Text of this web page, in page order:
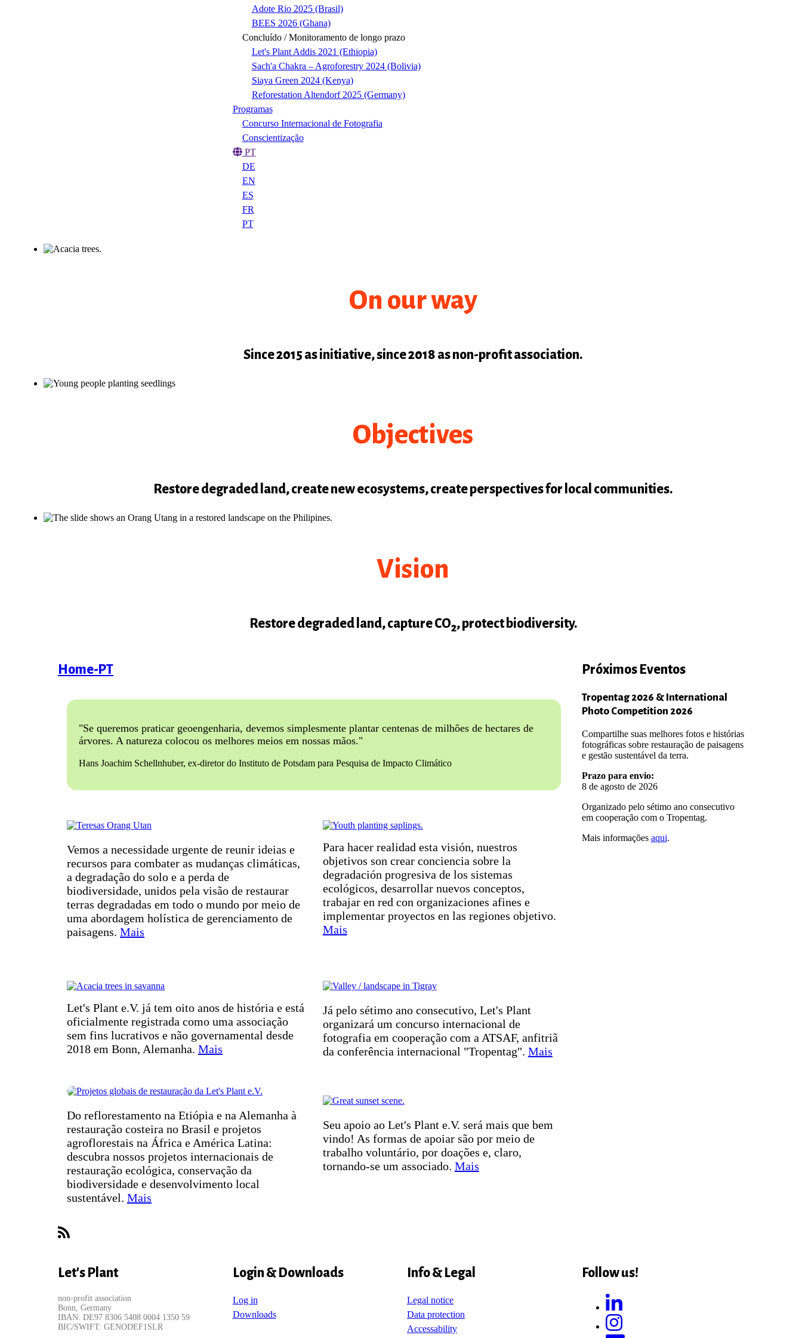
Adote Rio 2025 (Brasil)
BEES 2026 (Ghana)
Concluído / Monitoramento de longo prazo
Let's Plant Addis 2021 (Ethiopia)
Sach'a Chakra – Agroforestry 2024 (Bolivia)
Siaya Green 2024 (Kenya)
Reforestation Altendorf 2025 (Germany)
Programas
Concurso Internacional de Fotografia
Conscientização
PT
DE
EN
ES
FR
PT
On our way
Since 2015 as initiative, since 2018 as non-profit association.
Objectives
Restore degraded land, create new ecosystems, create perspectives for local communities.
Vision
Restore degraded land, capture CO2, protect biodiversity.
Home-PT
"Se queremos praticar geoengenharia, devemos simplesmente plantar centenas de milhões de hectares de
árvores. A natureza colocou os melhores meios em nossas mãos."
Hans Joachim Schellnhuber, ex-diretor do Instituto de Potsdam para Pesquisa de Impacto Climático
Vemos a necessidade urgente de reunir ideias e
recursos para combater as mudanças climáticas,
a degradação do solo e a perda de
biodiversidade, unidos pela visão de restaurar
terras degradadas em todo o mundo por meio de
uma abordagem holística de gerenciamento de
paisagens. Mais
Para hacer realidad esta visión, nuestros
objetivos son crear conciencia sobre la
degradación progresiva de los sistemas
ecológicos, desarrollar nuevos conceptos,
trabajar en red con organizaciones afines e
implementar proyectos en las regiones objetivo.
Mais
Let's Plant e.V. já tem oito anos de história e está
oficialmente registrada como uma associação
sem fins lucrativos e não governamental desde
2018 em Bonn, Alemanha. Mais
Já pelo sétimo ano consecutivo, Let's Plant
organizará um concurso internacional de
fotografia em cooperação com a ATSAF, anfitriã
da conferência internacional "Tropentag". Mais
Do reflorestamento na Etiópia e na Alemanha à
restauração costeira no Brasil e projetos
agroflorestais na África e América Latina:
descubra nossos projetos internacionais de
restauração ecológica, conservação da
biodiversidade e desenvolvimento local
sustentável. Mais
Seu apoio ao Let's Plant e.V. será mais que bem
vindo! As formas de apoiar são por meio de
trabalho voluntário, por doações e, claro,
tornando-se um associado. Mais
Próximos Eventos
Tropentag 2026 & International
Photo Competition 2026
Compartilhe suas melhores fotos e histórias
fotográficas sobre restauração de paisagens
e gestão sustentável da terra.
Prazo para envio:
8 de agosto de 2026
Organizado pelo sétimo ano consecutivo
em cooperação com o Tropentag.
Mais informações aqui.
Let's Plant
non-profit association
Bonn, Germany
IBAN: DE97 8306 5408 0004 1350 59
BIC/SWIFT: GENODEF1SLR
Login & Downloads
Log in
Downloads
Info & Legal
Legal notice
Data protection
Accessability
Follow us!